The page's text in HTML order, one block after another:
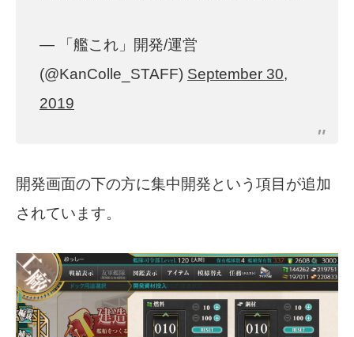
— 「艦これ」開発/運営
(@KanColle_STAFF) September 30,
2019
開発画面の下の方に集中開発という項目が追加
されています。